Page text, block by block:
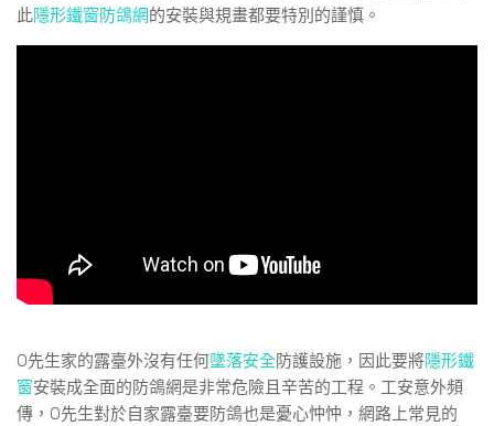
此隱形鐵窗防鴿網的安裝與規畫都要特別的謹慎。
O先生家的露臺外沒有任何墜落安全防護設施，因此要將隱形鐵
窗安裝成全面的防鴿網是非常危險且辛苦的工程。工安意外頻
傳，O先生對於自家露臺要防鴿也是憂心忡忡，網路上常見的